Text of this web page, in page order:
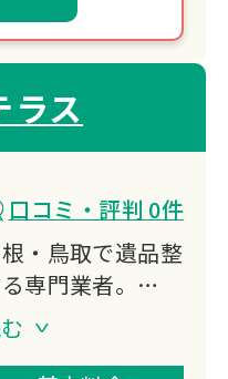
ラス
口コミ・評判 0件
・鳥取で遺品整
専門業者。
き家整理まで幅
日受付。